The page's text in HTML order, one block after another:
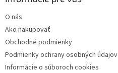
O nás
Ako nakupovať
Obchodné podmienky
Podmienky ochrany osobných údajov
Informácie o súboroch cookies